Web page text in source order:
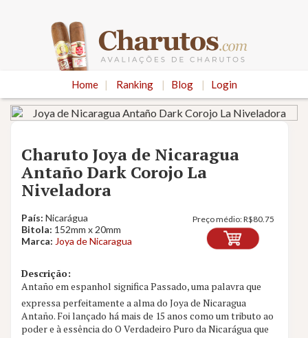
Home | Ranking | Blog | Login
Nota
9.3
9 aval.
Charuto Joya de Nicaragua
Antaño Dark Corojo La
Niveladora
País: Nicarágua
Bitola: 152mm x 20mm
Marca: Joya de Nicaragua
Preço médio:R$80.75
Descrição:
Antaño em espanhol significa Passado, uma palavra que
expressa perfeitamente a alma do Joya de Nicaragua
Antaño. Foi lançado há mais de 15 anos como um tributo ao
poder e à essência do O Verdadeiro Puro da Nicarágua que